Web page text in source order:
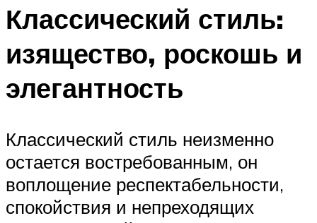
Классический стиль:
изящество, роскошь и
элегантность
Классический стиль неизменно
остается востребованным, он
воплощение респектабельности,
спокойствия и непреходящих